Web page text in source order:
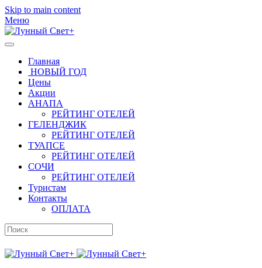
Skip to main content
Меню
Главная
НОВЫЙ ГОД
Цены
Акции
АНАПА
РЕЙТИНГ ОТЕЛЕЙ
ГЕЛЕНДЖИК
РЕЙТИНГ ОТЕЛЕЙ
ТУАПСЕ
РЕЙТИНГ ОТЕЛЕЙ
СОЧИ
РЕЙТИНГ ОТЕЛЕЙ
Туристам
Контакты
ОПЛАТА